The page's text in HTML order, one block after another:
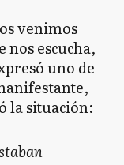
venimos
escucha,
uno de
la situación: